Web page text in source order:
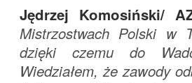
Jędrzej Komosiński/
Mistrzostwach Polski w
dzięki czemu do
Wiedziałem, że zawody